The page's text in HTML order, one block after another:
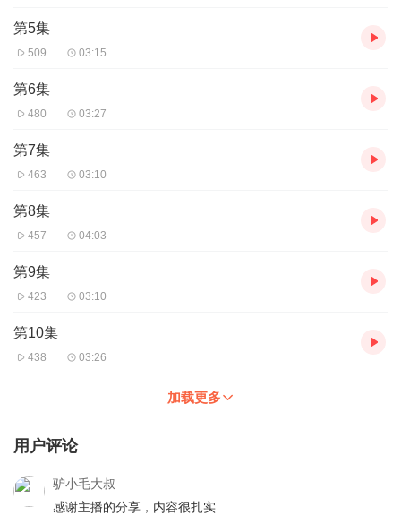
第5集
509 03:15
第6集
480 03:27
第7集
463 03:10
第8集
457 04:03
第9集
423 03:10
第10集
438 03:26
加载更多
用户评论
驴小毛大叔
感谢主播的分享，内容很扎实